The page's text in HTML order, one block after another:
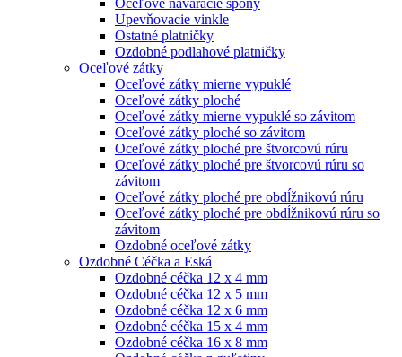
Upevňovacie vinkle
Ostatné platničky
Ozdobné podlahové platničky
Oceľové zátky
Oceľové zátky mierne vypuklé
Oceľové zátky ploché
Oceľové zátky mierne vypuklé so závitom
Oceľové zátky ploché so závitom
Oceľové zátky ploché pre štvorcovú rúru
Oceľové zátky ploché pre štvorcovú rúru so
závitom
Oceľové zátky ploché pre obdĺžnikovú rúru
Oceľové zátky ploché pre obdĺžnikovú rúru so
závitom
Ozdobné oceľové zátky
Ozdobné Céčka a Eská
Ozdobné céčka 12 x 4 mm
Ozdobné céčka 12 x 5 mm
Ozdobné céčka 12 x 6 mm
Ozdobné céčka 15 x 4 mm
Ozdobné céčka 16 x 8 mm